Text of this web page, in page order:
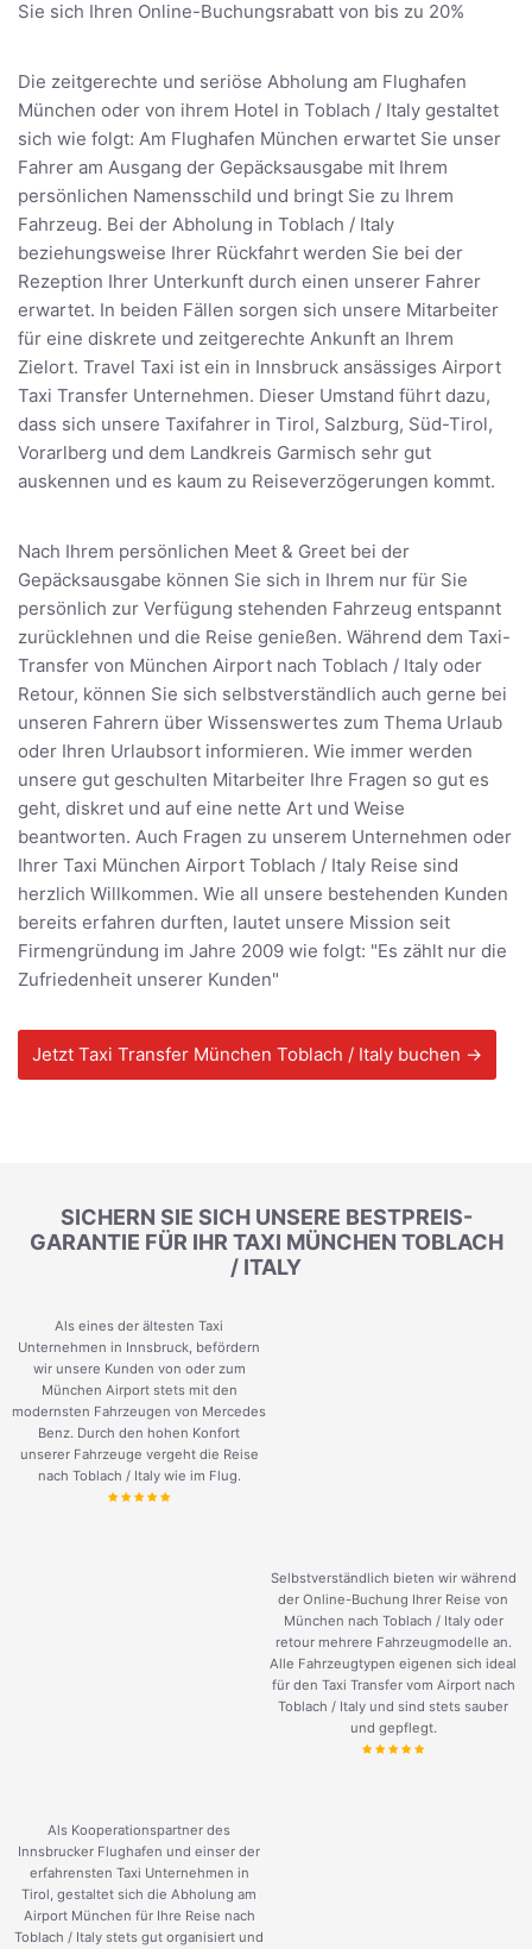
Sie sich Ihren Online-Buchungsrabatt von bis zu 20%
Die zeitgerechte und seriöse Abholung am Flughafen
München oder von ihrem Hotel in Toblach / Italy gestaltet
sich wie folgt: Am Flughafen München erwartet Sie unser
Fahrer am Ausgang der Gepäcksausgabe mit Ihrem
persönlichen Namensschild und bringt Sie zu Ihrem
Fahrzeug. Bei der Abholung in Toblach / Italy
beziehungsweise Ihrer Rückfahrt werden Sie bei der
Rezeption Ihrer Unterkunft durch einen unserer Fahrer
erwartet. In beiden Fällen sorgen sich unsere Mitarbeiter
für eine diskrete und zeitgerechte Ankunft an Ihrem
Zielort. Travel Taxi ist ein in Innsbruck ansässiges Airport
Taxi Transfer Unternehmen. Dieser Umstand führt dazu,
dass sich unsere Taxifahrer in Tirol, Salzburg, Süd-Tirol,
Vorarlberg und dem Landkreis Garmisch sehr gut
auskennen und es kaum zu Reiseverzögerungen kommt.
Nach Ihrem persönlichen Meet & Greet bei der
Gepäcksausgabe können Sie sich in Ihrem nur für Sie
persönlich zur Verfügung stehenden Fahrzeug entspannt
zurücklehnen und die Reise genießen. Während dem Taxi-
Transfer von München Airport nach Toblach / Italy oder
Retour, können Sie sich selbstverständlich auch gerne bei
unseren Fahrern über Wissenswertes zum Thema Urlaub
oder Ihren Urlaubsort informieren. Wie immer werden
unsere gut geschulten Mitarbeiter Ihre Fragen so gut es
geht, diskret und auf eine nette Art und Weise
beantworten. Auch Fragen zu unserem Unternehmen oder
Ihrer Taxi München Airport Toblach / Italy Reise sind
herzlich Willkommen. Wie all unsere bestehenden Kunden
bereits erfahren durften, lautet unsere Mission seit
Firmengründung im Jahre 2009 wie folgt: "Es zählt nur die
Zufriedenheit unserer Kunden"
Jetzt Taxi Transfer München Toblach / Italy buchen →
SICHERN SIE SICH UNSERE BESTPREIS-
GARANTIE FÜR IHR TAXI MÜNCHEN TOBLACH
/ ITALY
Als eines der ältesten Taxi
Unternehmen in Innsbruck, befördern
wir unsere Kunden von oder zum
München Airport stets mit den
modernsten Fahrzeugen von Mercedes
Benz. Durch den hohen Konfort
unserer Fahrzeuge vergeht die Reise
nach Toblach / Italy wie im Flug.
Selbstverständlich bieten wir während
der Online-Buchung Ihrer Reise von
München nach Toblach / Italy oder
retour mehrere Fahrzeugmodelle an.
Alle Fahrzeugtypen eigenen sich ideal
für den Taxi Transfer vom Airport nach
Toblach / Italy und sind stets sauber
und gepflegt.
Als Kooperationspartner des
Innsbrucker Flughafen und einser der
erfahrensten Taxi Unternehmen in
Tirol, gestaltet sich die Abholung am
Airport München für Ihre Reise nach
Toblach / Italy stets gut organisiert und